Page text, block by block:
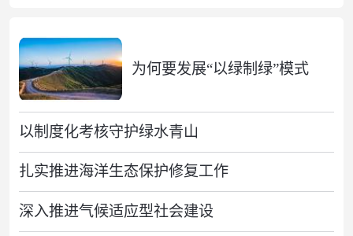
为何要发展“以绿制绿”模式
以制度化考核守护绿水青山
扎实推进海洋生态保护修复工作
深入推进气候适应型社会建设